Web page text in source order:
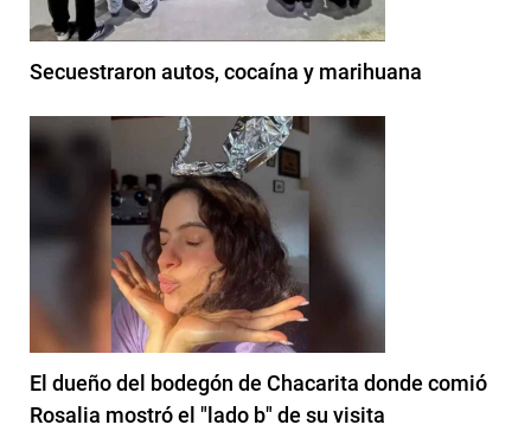
Secuestraron autos, cocaína y marihuana
El dueño del bodegón de Chacarita donde comió
Rosalia mostró el "lado b" de su visita